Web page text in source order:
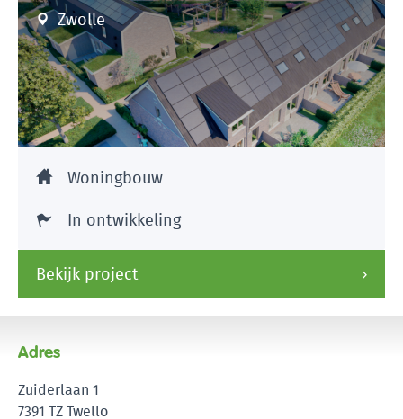
Zwolle
Woningbouw
In ontwikkeling
Bekijk project
Adres
Zuiderlaan 1
7391 TZ Twello